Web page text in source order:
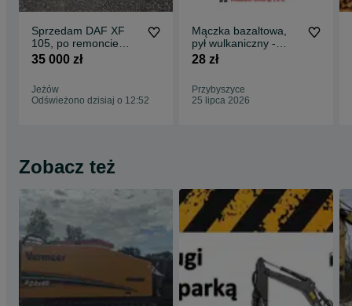
Sprzedam DAF XF
105, po remoncie
AdBlue
35 000 zł
Jeżów
Odświeżono dzisiaj o 12:52
Mączka bazaltowa,
pył wulkaniczny -
idealny nawóz do
28 zł
Przybyszyce
25 lipca 2026
Zobacz też